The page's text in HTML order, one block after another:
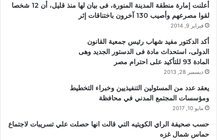
أعلنت إمارة منطقة المدينة المنورة، فى بيان لها منذ قليل، أن 12 شخصا
لقوا مصرعهم وأصيب 130 آخرون باختناقات إثر
فبراير 9, 2014
أكد الدكتور مفيد شهاب رئيس جمعية القانون
الدولى، استحداث مادة فى الدستور الجديد وهى
المادة 93 للتأكيد على احترام مصر
ديسمبر 28, 2013
يعقد عدد من المسئولين التنفيذيين وخبراء التخطيط
ومؤسسات المجتمع المدني في محافظة
مايو 10, 2017
حسب صحيفة الراي الكويتيه التي قالت انها حصلت علي تسريبات لاجتماع
حماس شمال غزه